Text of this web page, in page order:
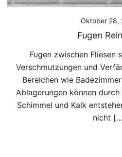
Oktober 28,
Fugen
Fugen zwischen Fliesen
Verschmutzungen und
Bereichen wie
Ablagerungen können
Schimmel und Kalk
nicht